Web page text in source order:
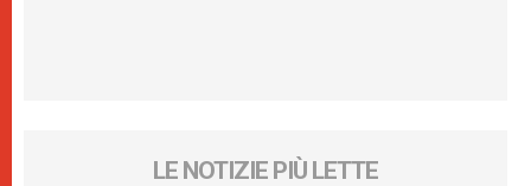
LE NOTIZIE PIÙ LETTE